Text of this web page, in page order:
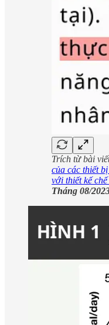
Trích từ bài
của các thiết
với thiết kế
Tháng 08/